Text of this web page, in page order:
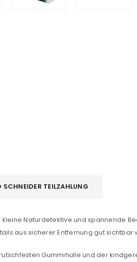
Adresse*
SCHNEIDER TEILZAHLUNG
Naturdetektive und spannende
aus sicherer Entfernung gut sichtbar
Gummihülle und der